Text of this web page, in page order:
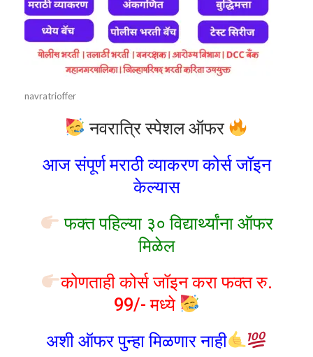
navratrioffer
नवरात्रि स्पेशल ऑफर
आज संपूर्ण मराठी व्याकरण कोर्स जॉइन
केल्यास
फक्त पहिल्या ३० विद्यार्थ्यांना ऑफर
मिळेल
कोणताही कोर्स जॉइन करा फक्त रु.
99/- मध्ये
अशी ऑफर पुन्हा मिळणार नाही